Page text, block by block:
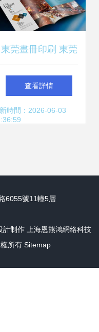
東莞畫冊印刷 東莞
壹個億圖文快印一
本起印
查看詳情
時間：2026-06-03
6055號11幢5層
計制作
上海恩熊鴻網絡科技
所有 Sitemap